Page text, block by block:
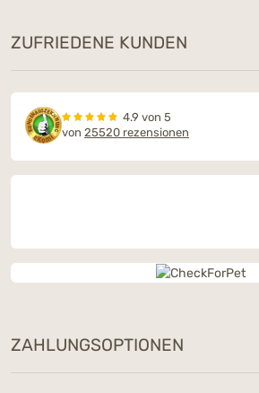
ZUFRIEDENE KUNDEN
4.9 von 5
von 25520 rezensionen
ZAHLUNGSOPTIONEN